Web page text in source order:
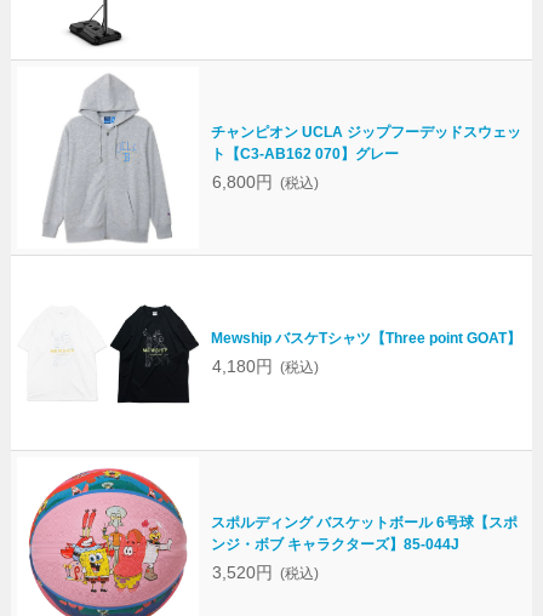
チャンピオン UCLA ジップフーデッドスウェッ
ト【C3-AB162 070】グレー
6,800円 (税込)
Mewship バスケTシャツ【Three point GOAT】
4,180円 (税込)
スポルディング バスケットボール 6号球【スポ
ンジ・ボブ キャラクターズ】85-044J
3,520円 (税込)